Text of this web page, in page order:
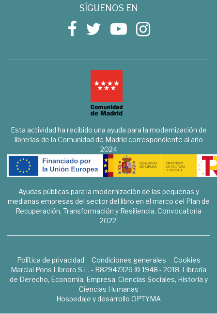
SÍGUENOS EN
Esta actividad ha recibido una ayuda para la modernización de
librerías de la Comunidad de Madrid correspondiente al año
2024
Ayudas públicas para la modernización de las pequeñas y
medianas empresas del sector del libro en el marco del Plan de
Recuperación, Transformación y Resiliencia. Convocatoria
2022.
Política de privacidad Condiciones generales
Cookies
Marcial Pons Librero S.L. - B82947326 © 1948 - 2018. Librería
de Derecho, Economía, Empresa, Ciencias Sociales, Historia y
Ciencias Humanas
Hospedaje y desarrollo OPTYMA